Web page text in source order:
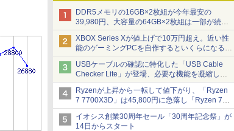
DDR5メモリの16GB×2枚組が今年最安の
39,980円、大容量の64GB×2枚組は一部が続騰
[8月前半のメモリ価格]
XBOX Series Xが値上げで10万円超え。近い性
能のゲーミングPCを自作するといくらになる？
【石田賀津男の『酒の肴にPCゲーム』】
USBケーブルの確認に特化した「USB Cable
Checker Lite」が登場、必要な機能を凝縮しコ
ンパクトに 7日発売
Ryzenが上昇から一転して値下がり、「Ryzen
7 7700X3D」は45,800円に急落し「Ryzen 7
7800X3D」との価格逆転解消 [8月前半のCPU
価格]
イオシス創業30周年セール「30周年記念祭」が
14日からスタート